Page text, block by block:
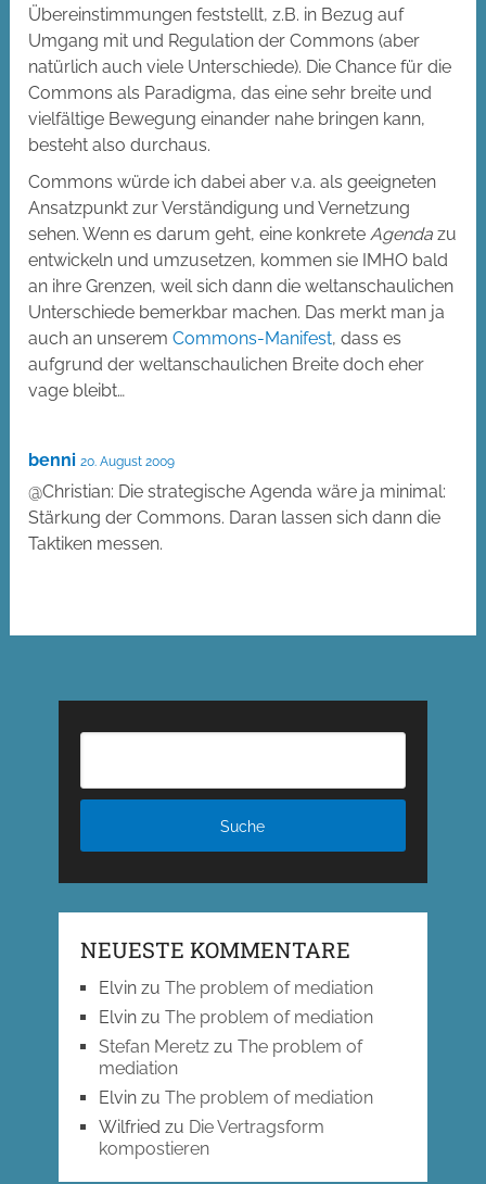
Übereinstimmungen feststellt, z.B. in Bezug auf
Umgang mit und Regulation der Commons (aber
natürlich auch viele Unterschiede). Die Chance für die
Commons als Paradigma, das eine sehr breite und
vielfältige Bewegung einander nahe bringen kann,
besteht also durchaus.
Commons würde ich dabei aber v.a. als geeigneten
Ansatzpunkt zur Verständigung und Vernetzung
sehen. Wenn es darum geht, eine konkreteAgenda zu
entwickeln und umzusetzen, kommen sie IMHO bald
an ihre Grenzen, weil sich dann die weltanschaulichen
Unterschiede bemerkbar machen. Das merkt man ja
auch an unseremCommons-Manifest, dass es
aufgrund der weltanschaulichen Breite doch eher
vage bleibt…
benni 20. August 2009
@Christian: Die strategische Agenda wäre ja minimal:
Stärkung der Commons. Daran lassen sich dann die
Taktiken messen.
NEUESTE KOMMENTARE
Elvinzu The problem of mediation
Elvinzu The problem of mediation
Stefan Meretzzu The problem of
mediation
Elvinzu The problem of mediation
Wilfried zu Die Vertragsform
kompostieren